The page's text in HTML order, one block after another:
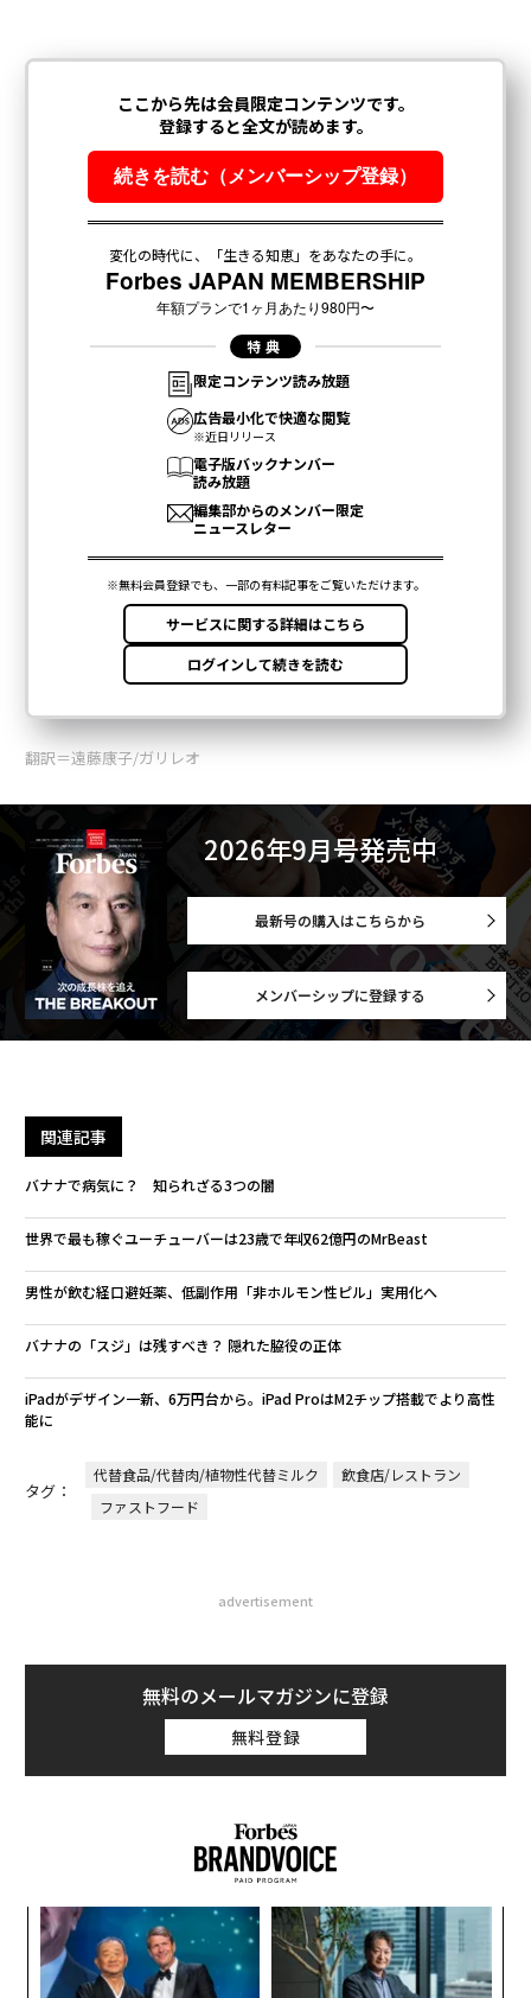
翻訳＝遠藤康子/ガリレオ
2026年9月号発売中
最新号の購入はこちらから
メンバーシップに登録する
関連記事
バナナで病気に？ 知られざる3つの闇
世界で最も稼ぐユーチューバーは23歳で年収62億円のMrBeast
男性が飲む経口避妊薬、低副作用「非ホルモン性ピル」実用化へ
バナナの「スジ」は残すべき？ 隠れた脇役の正体
iPadがデザイン一新、6万円台から。iPad ProはM2チップ搭載でより高性
能に
タグ：
代替食品/代替肉/植物性代替ミルク
飲食店/レストラン
ファストフード
advertisement
無料のメールマガジンに登録
無料登録